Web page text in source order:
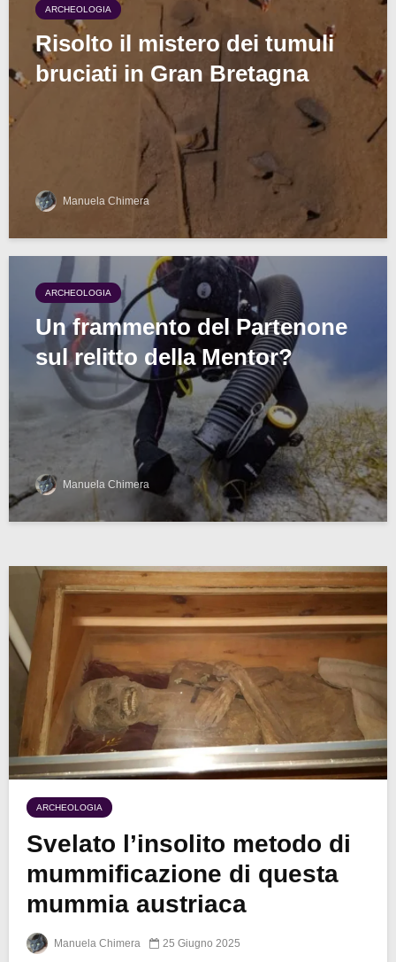
ARCHEOLOGIA
Risolto il mistero dei tumuli
bruciati in Gran Bretagna
Manuela Chimera
ARCHEOLOGIA
Un frammento del Partenone
sul relitto della Mentor?
Manuela Chimera
ARCHEOLOGIA
Svelato l’insolito metodo di
mummificazione di questa
mummia austriaca
Manuela Chimera 25 Giugno 2025